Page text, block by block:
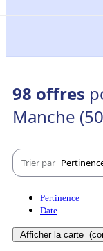
98 offres
Manche
Trier par
Pertinence
Date
Afficher la carte